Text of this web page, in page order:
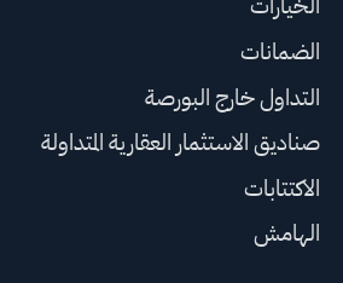
الضمانات
التداول خارج البورصة
صناديق الاستثمار العقارية المتداولة
الاكتتابات
الهامش